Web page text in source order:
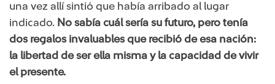
una vez allí sintió que había arribado al lugar
indicado. No sabía cuál sería su futuro, pero tenía
dos regalos invaluables que recibió de esa nación:
la libertad de ser ella misma y la capacidad de vivir
el presente.